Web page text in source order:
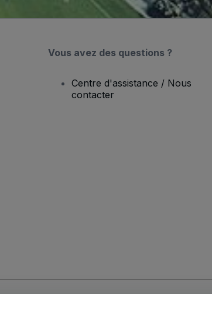
Vous avez des questions ?
Centre d'assistance / Nous
contacter